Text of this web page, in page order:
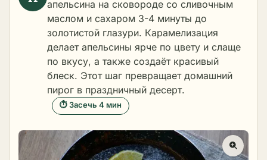
апельсина на сковороде со сливочным
маслом и сахаром 3-4 минуты до
золотистой глазури. Карамелизация
делает апельсины ярче по цвету и слаще
по вкусу, а также создаёт красивый
блеск. Этот шаг превращает домашний
пирог в праздничный десерт.
⏱ Засечь 4 мин